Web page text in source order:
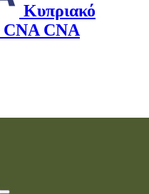
Κυπριακό
CNA CNA